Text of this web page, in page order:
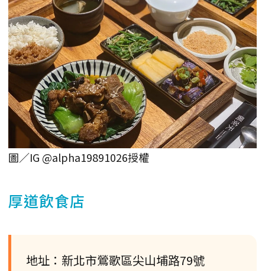
圖／IG @alpha19891026授權
厚道飲食店
地址：新北市鶯歌區尖山埔路79號